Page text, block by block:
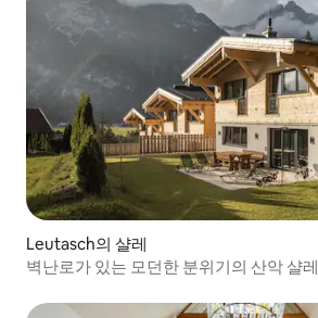
Leutasch의 샬레
벽난로가 있는 모던한 분위기의 산악 샬레